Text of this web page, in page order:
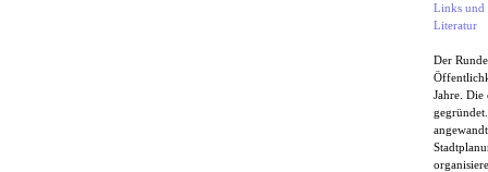
Links und
Literatur
Der
Jahre. Die